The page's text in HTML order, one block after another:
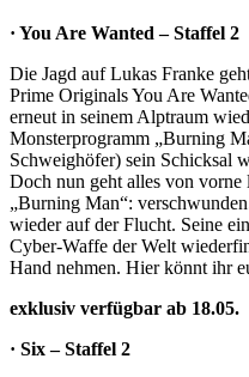
· You Are Wanted – Staffel 2
Die Jagd auf Lukas Franke
Prime Originals You Are
erneut in seinem Alptraum
Monsterprogramm „Burning
Schweighöfer) sein Schicksal
Doch nun geht alles von vorne
„Burning Man“:
wieder auf der Flucht. Seine
Cyber-Waffe der Welt
Hand nehmen. Hier könnt ihr
exklusiv verfügbar ab 18.05.
· Six – Staffel 2